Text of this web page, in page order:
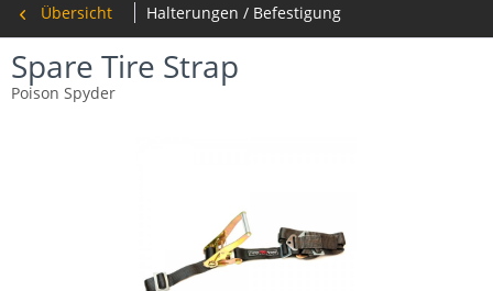
Übersicht Halterungen / Befestigung
Spare Tire Strap
Poison Spyder